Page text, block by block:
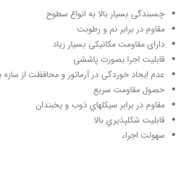
چسبندگی بسیار بالا به انواع سطوح
مقاوم در برابر نم و رطوبت
دارای مقاومت­ مکانیکی بسیار زیاد
قابلیت اجرا بصورت پاششی
عدم ایجاد خوردگی در آرماتور و محافظت از سازه
حصول مقاومت سریع
مقاوم در برابر سيكل­هاي ذوب و يخبندان
قابليت شكل­پذيري بالا
سهولت اجراء